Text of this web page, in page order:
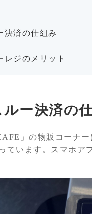
決済の仕組み
レジのメリット
ー決済の
」の物販コーナ
ています。スマホア